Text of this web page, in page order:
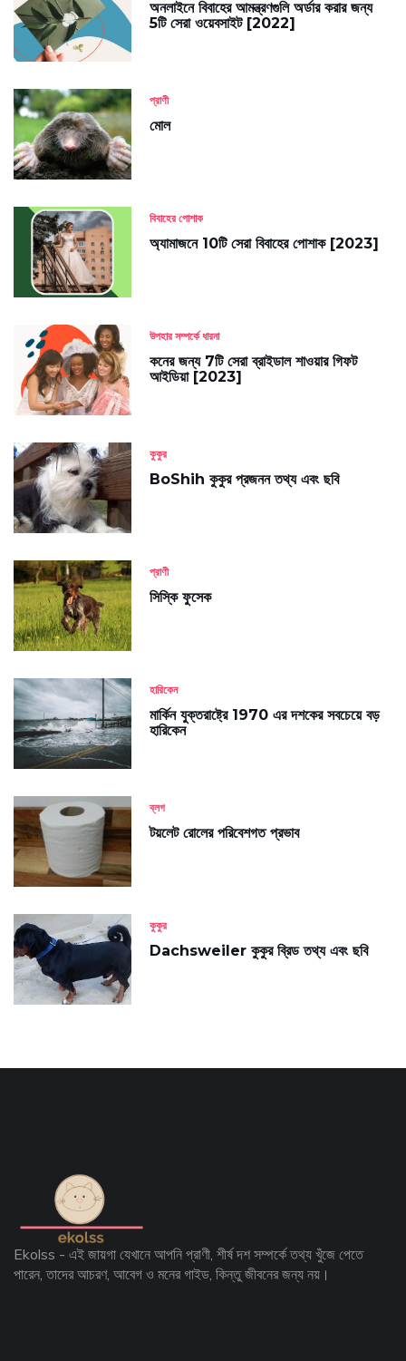
অনলাইনে বিবাহের আমন্ত্রণগুলি অর্ডার করার জন্য
5টি সেরা ওয়েবসাইট [2022]
প্রাণী
মোল
বিবাহের পোশাক
অ্যামাজনে 10টি সেরা বিবাহের পোশাক [2023]
উপহার সম্পর্কে ধারনা
কনের জন্য 7টি সেরা ব্রাইডাল শাওয়ার গিফট
আইডিয়া [2023]
কুকুর
BoShih কুকুর প্রজনন তথ্য এবং ছবি
প্রাণী
সিস্কি ফুসেক
হারিকেন
মার্কিন যুক্তরাষ্ট্রে 1970 এর দশকের সবচেয়ে বড়
হারিকেন
ব্লগ
টয়লেট রোলের পরিবেশগত প্রভাব
কুকুর
Dachsweiler কুকুর ব্রিড তথ্য এবং ছবি
Ekolss - এই জায়গা যেখানে আপনি প্রাণী, শীর্ষ দশ সম্পর্কে তথ্য খুঁজে পেতে
পারেন, তাদের আচরণ, আবেগ ও মনের গাইড, কিন্তু জীবনের জন্য নয়।